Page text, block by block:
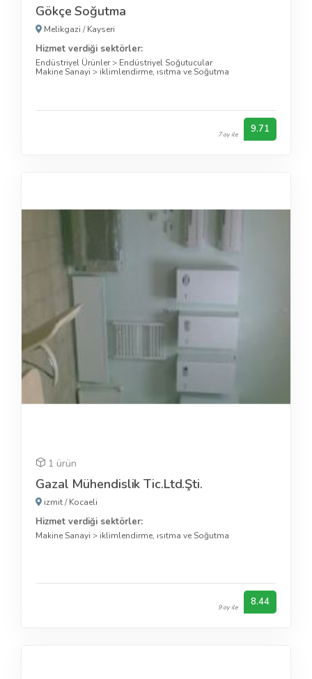
Gökçe Soğutma
Melikgazi /Kayseri
Hizmet verdiği sektörler:
Endüstriyel Ürünler> Endüstriyel Soğutucular
Makine Sanayi > iklimlendirme, ısıtma ve Soğutma
7 oy ile 9.71
1 ürün
Gazal Mühendislik Tic.Ltd.Şti.
izmit/Kocaeli
Hizmet verdiği sektörler:
Makine Sanayi > iklimlendirme, ısıtma ve Soğutma
9 oy ile 8.44